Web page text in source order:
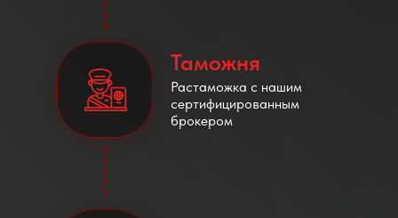
Таможня
Растаможка с нашим
сертифицированным
брокером